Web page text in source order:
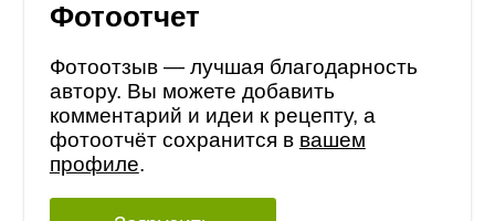
Фотоотчет
Фотоотзыв — лучшая благодарность
автору. Вы можете добавить
комментарий и идеи к рецепту, а
фотоотчёт сохранится в вашем
профиле.